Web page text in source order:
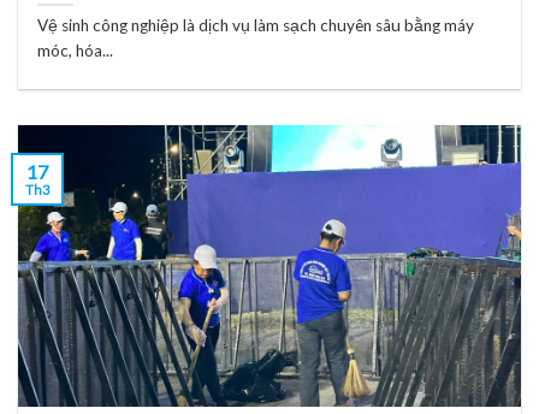
Vệ sinh công nghiệp là dịch vụ làm sạch chuyên sâu bằng máy
móc, hóa...
17
Th3